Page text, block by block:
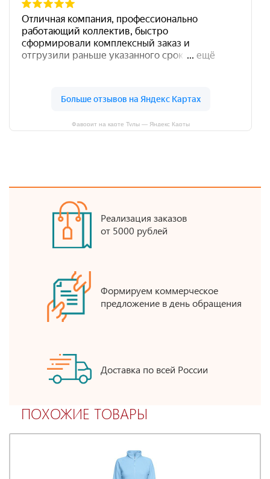
Фаворит на карте Тулы — Яндекс Карты
Реализация заказов
от 5000 рублей
Формируем коммерческое
предложение в день обращения
Доставка по всей России
ПОХОЖИЕ ТОВАРЫ